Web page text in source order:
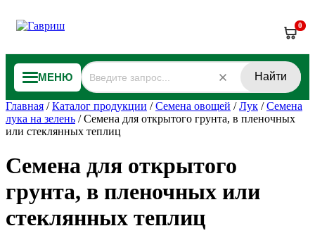
0
МЕНЮ Найти
Главная /Каталог продукции /Семена овощей /Лук /Семена
лука на зелень /Семена для открытого грунта, в пленочных
или стеклянных теплиц
Семена для открытого
грунта, в пленочных или
стеклянных теплиц